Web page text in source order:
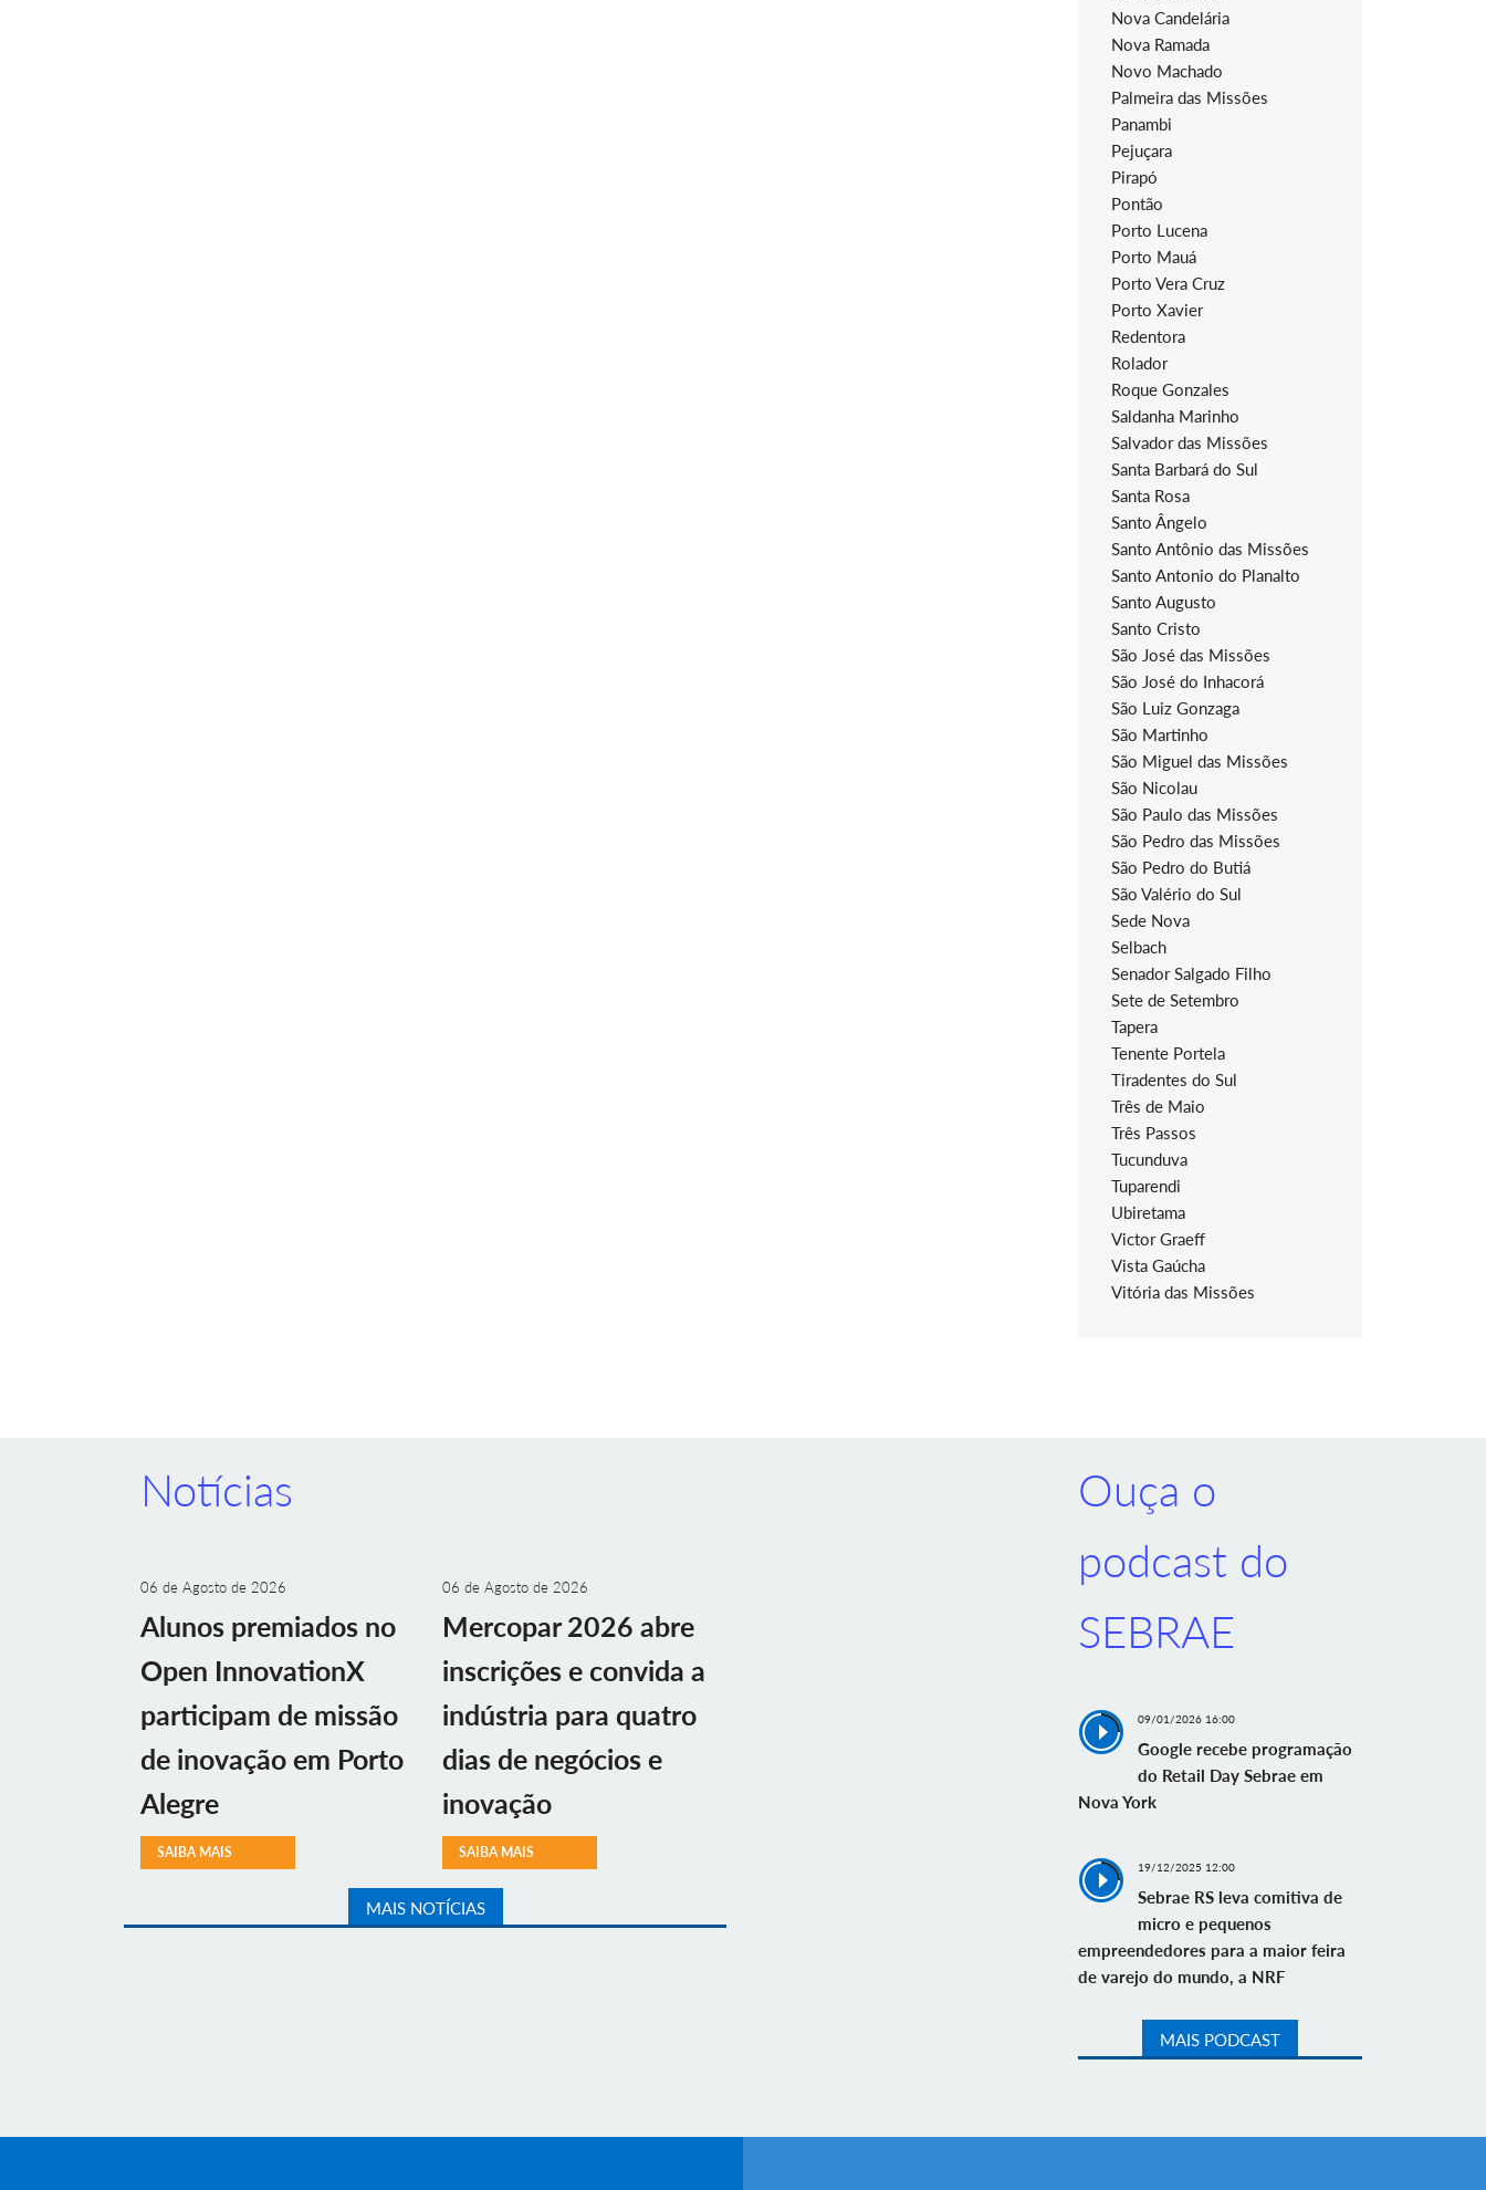
Nova Candelária
Nova Ramada
Novo Machado
Palmeira das Missões
Panambi
Pejuçara
Pirapó
Pontão
Porto Lucena
Porto Mauá
Porto Vera Cruz
Porto Xavier
Redentora
Rolador
Roque Gonzales
Saldanha Marinho
Salvador das Missões
Santa Barbará do Sul
Santa Rosa
Santo Ângelo
Santo Antônio das Missões
Santo Antonio do Planalto
Santo Augusto
Santo Cristo
São José das Missões
São José do Inhacorá
São Luiz Gonzaga
São Martinho
São Miguel das Missões
São Nicolau
São Paulo das Missões
São Pedro das Missões
São Pedro do Butiá
São Valério do Sul
Sede Nova
Selbach
Senador Salgado Filho
Sete de Setembro
Tapera
Tenente Portela
Tiradentes do Sul
Três de Maio
Três Passos
Tucunduva
Tuparendi
Ubiretama
Victor Graeff
Vista Gaúcha
Vitória das Missões
Notícias
06 de Agosto de 2026
Alunos premiados no
Open InnovationX
participam de missão
de inovação em Porto
Alegre
SAIBA MAIS
06 de Agosto de 2026
Mercopar 2026 abre
inscrições e convida a
indústria para quatro
dias de negócios e
inovação
SAIBA MAIS
MAIS NOTÍCIAS
Ouça o
podcast do
SEBRAE
09/01/2026 16:00
Google recebe programação
do Retail Day Sebrae em
Nova York
19/12/2025 12:00
Sebrae RS leva comitiva de
micro e pequenos
empreendedores para a maior feira
de varejo do mundo, a NRF
MAIS PODCAST